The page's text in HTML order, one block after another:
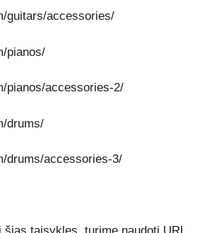
guitars/accessories/
pianos/
pianos/accessories-2/
drums/
drums/accessories-3/